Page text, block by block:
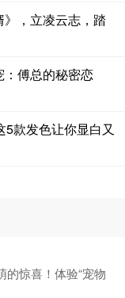
，立凌云志，踏
：傅总的秘密恋
5款发色让你显白又
惊喜！体验“宠物